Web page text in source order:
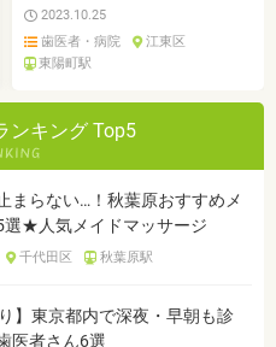
2023.10.25
歯医者・病院
江東区
東陽町駅
ンキング Top5
まらない…！秋葉原おすすめメ
選★人気メイドマッサージ
千代田区 秋葉原駅
】東京都内で深夜・早朝も診
医者さん6選